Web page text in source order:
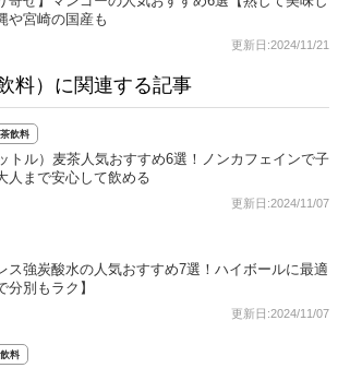
や宮崎の国産も
更新日:2024/11/21
料）に関連する記事
飲料
トル）麦茶人気おすすめ6選！ノンカフェインで子
人まで安心して飲める
更新日:2024/11/07
ス強炭酸水の人気おすすめ7選！ハイボールに最適
分別もラク】
更新日:2024/11/07
料